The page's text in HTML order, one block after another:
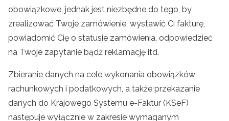
obowiązkowe, jednak jest niezbędne do tego, by
zrealizować Twoje zamówienie, wystawić Ci fakturę,
powiadomić Cię o statusie zamówienia, odpowiedzieć
na Twoje zapytanie bądź reklamację itd.
Zbieranie danych na cele wykonania obowiązków
rachunkowych i podatkowych, a także przekazanie
danych do Krajowego Systemu e-Faktur (KSeF)
następuje wyłącznie w zakresie wymaganym